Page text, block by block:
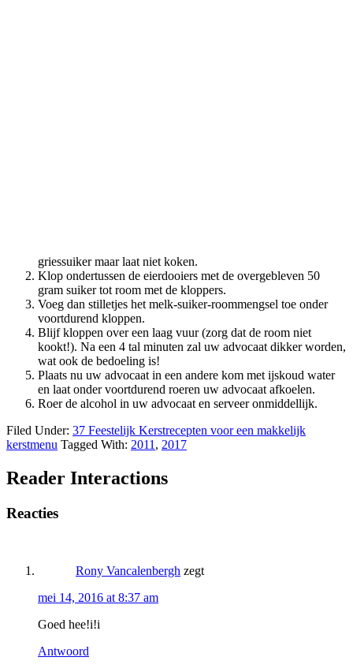
griessuiker maar laat niet koken.
Klop ondertussen de eierdooiers met de overgebleven 50
gram suiker tot room met de kloppers.
Voeg dan stilletjes het melk-suiker-roommengsel toe onder
voortdurend kloppen.
Blijf kloppen over een laag vuur (zorg dat de room niet
kookt!). Na een 4 tal minuten zal uw advocaat dikker worden,
wat ook de bedoeling is!
Plaats nu uw advocaat in een andere kom met ijskoud water
en laat onder voortdurend roeren uw advocaat afkoelen.
Roer de alcohol in uw advocaat en serveer onmiddellijk.
Filed Under: 37 Feestelijk Kerstrecepten voor een makkelijk
kerstmenu Tagged With: 2011, 2017
Reader Interactions
Reacties
Rony Vancalenbergh zegt
mei 14, 2016 at 8:37 am
Goed hee!i!i
Antwoord